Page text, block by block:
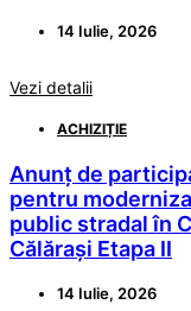
14 Iulie, 2026
Vezi detalii
ACHIZIȚIE
Anunț de
pentru
public stradal în
Călărași Etapa II
14 Iulie, 2026